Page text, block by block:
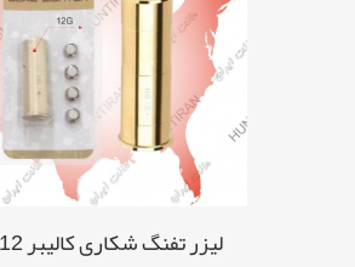
لیزر تفنگ شکاری کالیبر 12